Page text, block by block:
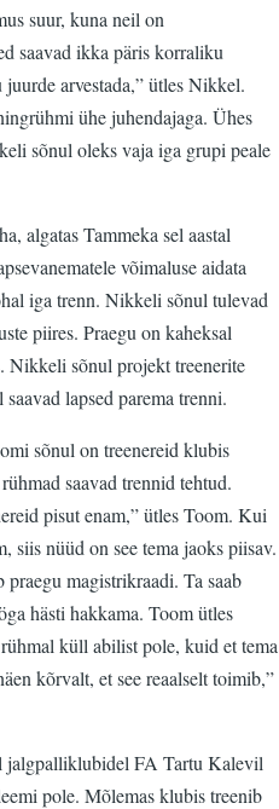
suur, kuna neil on
saavad ikka päris korraliku
arvestada,” ütles Nikkel.
ühe juhendajaga. Ühes
sõnul oleks vaja iga grupi peale
algatas Tammeka sel aastal
võimaluse aidata
iga trenn. Nikkeli sõnul tulevad
piires. Praegu on kaheksal
Nikkeli sõnul projekt treenerite
lapsed parema trenni.
sõnul on treenereid klubis
saavad trennid tehtud.
pisut enam,” ütles Toom. Kui
siis nüüd on see tema jaoks piisav.
magistrikraadi. Ta saab
hästi hakkama. Toom ütles
küll abilist pole, kuid et tema
kõrvalt, et see reaalselt toimib,”
jalgpalliklubidel FA Tartu Kalevil
pole. Mõlemas klubis treenib